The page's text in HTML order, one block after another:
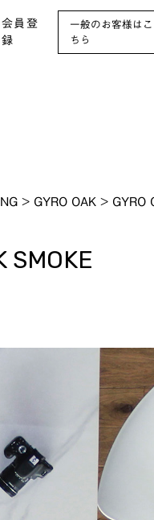
会員登
録
一般のお客様はこ
ちら
> GYRO OAK > GYRO
SMOKE